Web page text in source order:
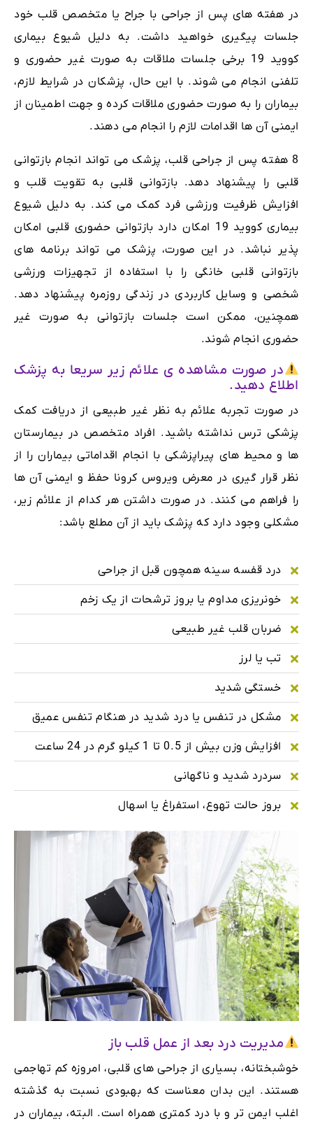
در هفته های پس از جراحی با جراح یا متخصص قلب خود
جلسات پیگیری خواهید داشت. به دلیل شیوع بیماری
کووید 19 برخی جلسات ملاقات به صورت غیر حضوری و
تلفنی انجام می شوند. با این حال، پزشکان در شرایط لازم،
بیماران را به صورت حضوری ملاقات کرده و جهت اطمینان از
ایمنی آن ها اقدامات لازم را انجام می دهند.
8 هفته پس از جراحی قلب، پزشک می تواند انجام بازتوانی
قلبی را پیشنهاد دهد. بازتوانی قلبی به تقویت قلب و
افزایش ظرفیت ورزشی فرد کمک می کند. به دلیل شیوع
بیماری کووید 19 امکان دارد بازتوانی حضوری قلبی امکان
پذیر نباشد. در این صورت، پزشک می تواند برنامه های
بازتوانی قلبی خانگی را با استفاده از تجهیزات ورزشی
شخصی و وسایل کاربردی در زندگی روزمره پیشنهاد دهد.
همچنین، ممکن است جلسات بازتوانی به صورت غیر
حضوری انجام شوند.
در صورت مشاهده ی علائم زیر سریعا به پزشک
اطلاع دهید.
در صورت تجربه علائم به نظر غیر طبیعی از دریافت کمک
پزشکی ترس نداشته باشید. افراد متخصص در بیمارستان
ها و محیط های پیراپزشکی با انجام اقداماتی بیماران را از
نظر قرار گیری در معرض ویروس کرونا حفظ و ایمنی آن ها
را فراهم می کنند. در صورت داشتن هر کدام از علائم زیر،
مشکلی وجود دارد که پزشک باید از آن مطلع باشد:
درد قفسه سینه همچون قبل از جراحی
خونریزی مداوم یا بروز ترشحات از یک زخم
ضربان قلب غیر طبیعی
تب یا لرز
خستگی شدید
مشکل در تنفس یا درد شدید در هنگام تنفس عمیق
افزایش وزن بیش از 0.5 تا 1 کیلو گرم در 24 ساعت
سردرد شدید و ناگهانی
بروز حالت تهوع، استفراغ یا اسهال
مدیریت درد بعد از عمل قلب باز
خوشبختانه، بسیاری از جراحی های قلبی، امروزه کم تهاجمی
هستند. این بدان معناست که بهبودی نسبت به گذشته
اغلب ایمن تر و با درد کمتری همراه است. البته، بیماران در